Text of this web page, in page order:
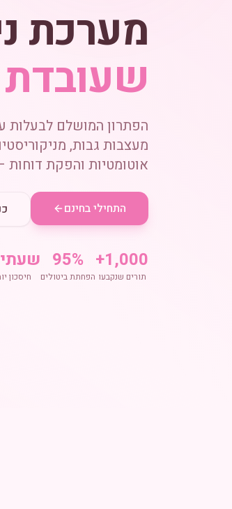
מערכת
הפתרון המושלם לבעלות
מעצבות גבות,
אוטומטיות והפקת
התחילי בחינם
1,000+
תורים שנקבעו
95%
הפחתת ביטולים חיסכון